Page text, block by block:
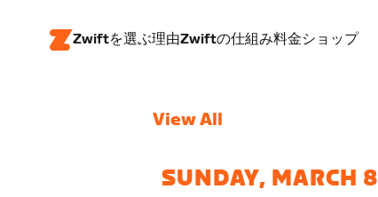
Zwiftを選ぶ理由Zwiftの仕組み料金ショップ
View All
SUNDAY, MARCH 8